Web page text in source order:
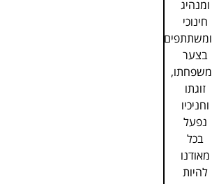
ומנהיג
חינוכי
ומשתתפים
בצער
משפחתו,
זוגתו
וחניכיו
נפעל
בכל
מאודנו
להיות